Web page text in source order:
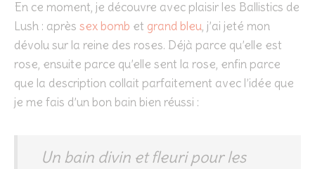
En ce moment, je découvre avec plaisir les Ballistics de
Lush : après sex bomb et grand bleu, j’ai jeté mon
dévolu sur la reine des roses. Déjà parce qu’elle est
rose, ensuite parce qu’elle sent la rose, enfin parce
que la description collait parfaitement avec l’idée que
je me fais d’un bon bain bien réussi :
Un bain divin et fleuri pour les